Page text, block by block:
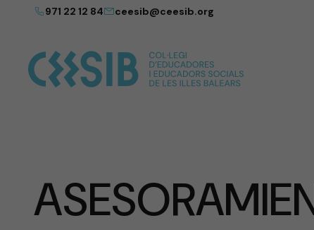
971 22 12 84 ceesib@ceesib.org